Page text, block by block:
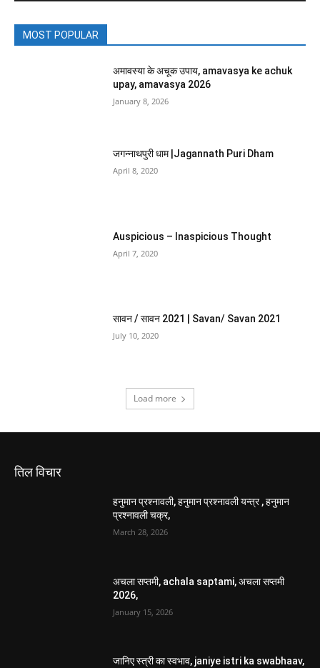
MOST POPULAR
अमावस्या के अचूक उपाय, amavasya ke achuk
upay, amavasya 2026
January 8, 2026
जगन्नाथपुरी धाम |Jagannath Puri Dham
April 8, 2020
Auspicious – Inaspicious Thought
April 7, 2020
सावन / सावन 2021 | Savan/ Savan 2021
July 10, 2020
Load more
तिल विचार
हनुमान प्रश्नावली, हनुमान प्रश्नावली यन्त्र , हनुमान
प्रश्नावली चक्र,
March 28, 2026
अचला सप्तमी, achala saptami, अचला सप्तमी
2026,
January 15, 2026
जानिए स्त्री का स्वभाव, janiye istri ka swabhaav,